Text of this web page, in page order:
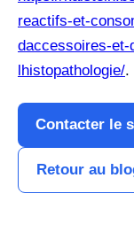
reactifs-et-
daccessoires-et-
lhistopathologie/.
Contacter le
Retour au